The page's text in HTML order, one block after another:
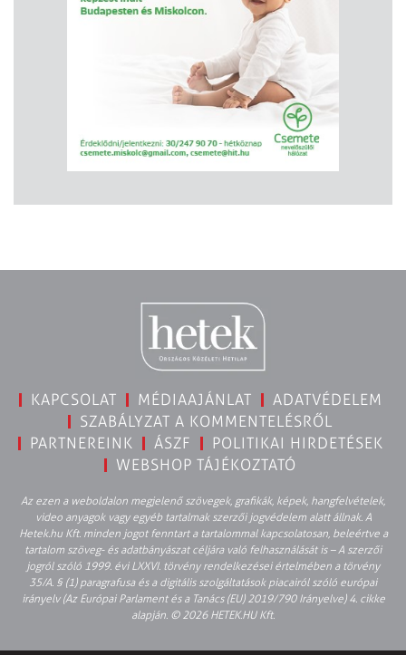
KAPCSOLAT MÉDIAAJÁNLAT
ADATVÉDELEM
SZABÁLYZAT A KOMMENTELÉSRŐL
PARTNEREINK
ÁSZF
POLITIKAI HIRDETÉSEK
WEBSHOP TÁJÉKOZTATÓ
Az ezen a weboldalon megjelenő szövegek, grafikák, képek, hangfelvételek,
video anyagok vagy egyéb tartalmak szerzői jogvédelem alatt állnak. A
Hetek.hu Kft. minden jogot fenntart a tartalommal kapcsolatosan, beleértve a
tartalom szöveg- és adatbányászat céljára való felhasználását is – A szerzői
jogról szóló 1999. évi LXXVI. törvény rendelkezései értelmében a törvény
35/A. § (1) paragrafusa és a digitális szolgáltatások piacairól szóló európai
irányelv (Az Európai Parlament és a Tanács (EU) 2019/790 Irányelve) 4. cikke
alapján. © 2026 HETEK.HU Kft.